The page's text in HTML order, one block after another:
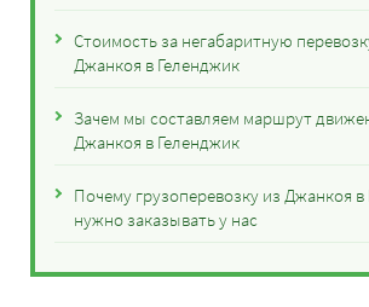
Стоимость за негабаритную
Джанкоя в Геленджик
Зачем мы составляем маршрут
Джанкоя в Геленджик
Почему грузоперевозку из Джанкоя
нужно заказывать у нас